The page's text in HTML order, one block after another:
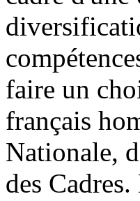
faire un
français
Nationale,
des